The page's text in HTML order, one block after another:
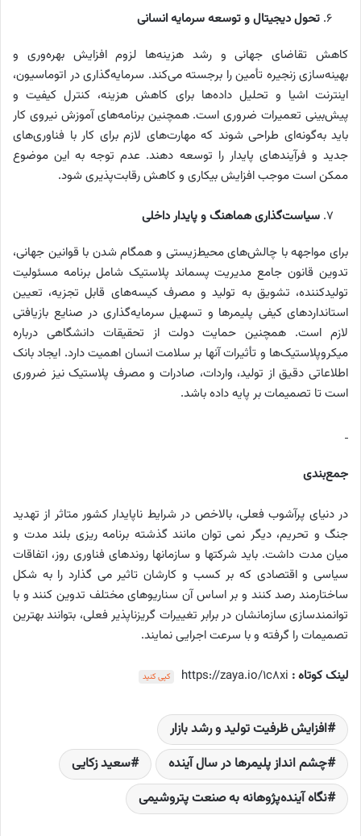
تحول دیجیتال و توسعه سرمایه انسانی
کاهش تقاضای جهانی و رشد هزینه‌ها لزوم افزایش بهره‌وری و
بهینه‌سازی زنجیره تأمین را برجسته می‌کند. سرمایه‌گذاری در اتوماسیون،
اینترنت اشیا و تحلیل داده‌ها برای کاهش هزینه، کنترل کیفیت و
پیش‌بینی تعمیرات ضروری است. همچنین برنامه‌های آموزش نیروی کار
باید به‌گونه‌ای طراحی شوند که مهارت‌های لازم برای کار با فناوری‌های
جدید و فرآیندهای پایدار را توسعه دهند. عدم توجه به این موضوع
ممکن است موجب افزایش بیکاری و کاهش رقابت‌پذیری شود.
سیاست‌گذاری هماهنگ و پایدار داخلی
برای مواجهه با چالش‌های محیط‌زیستی و همگام شدن با قوانین جهانی،
تدوین قانون جامع مدیریت پسماند پلاستیک شامل برنامه مسئولیت
تولیدکننده، تشویق به تولید و مصرف کیسه‌های قابل تجزیه، تعیین
استانداردهای کیفی پلیمرها و تسهیل سرمایه‌گذاری در صنایع بازیافتی
لازم است. همچنین حمایت دولت از تحقیقات دانشگاهی درباره
میکروپلاستیک‌ها و تأثیرات آنها بر سلامت انسان اهمیت دارد. ایجاد بانک
اطلاعاتی دقیق از تولید، واردات، صادرات و مصرف پلاستیک نیز ضروری
است تا تصمیمات بر پایه داده باشد.
جمع‌بندی
در دنیای پرآشوب فعلی، بالاخص در شرایط ناپایدار کشور متاثر از تهدید
جنگ و تحریم، دیگر نمی توان مانند گذشته برنامه ریزی بلند مدت و
میان مدت داشت. باید شرکتها و سازمانها روندهای فناوری روز، اتفاقات
سیاسی و اقتصادی که بر کسب و کارشان تاثیر می گذارد را به شکل
ساختارمند رصد کنند و بر اساس آن سناریوهای مختلف تدوین کنند و با
توانمندسازی سازمانشان در برابر تغییرات گریزناپذیر فعلی، بتوانند بهترین
تصمیمات را گرفته و با سرعت اجرایی نمایند.
لینک کوتاه : https://zaya.io/1c8xi کپی کنید
افزایش ظرفیت تولید و رشد بازار
چشم انداز پلیمرها در سال آینده
سعید زکایی
نگاه آینده‌پژوهانه به صنعت پتروشیمی